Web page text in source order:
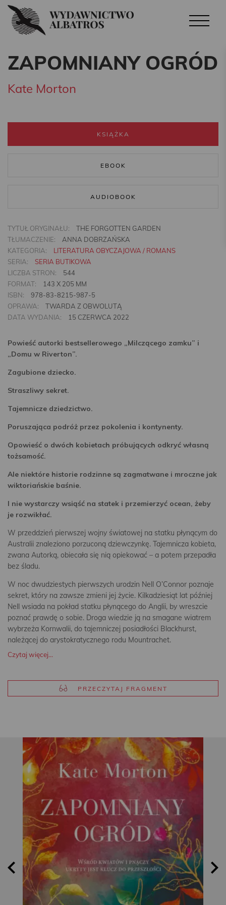
ZAPOMNIANY OGRÓD
Kate Morton
KSIĄŻKA
EBOOK
AUDIOBOOK
TYTUŁ ORYGINAŁU:
THE FORGOTTEN GARDEN
TŁUMACZENIE:
ANNA DOBRZAŃSKA
KATEGORIA:
LITERATURA OBYCZAJOWA / ROMANS
SERIA:
SERIA BUTIKOWA
LICZBA STRON:
544
FORMAT:
143 X 205 MM
ISBN:
978-83-8215-987-5
OPRAWA:
TWARDA Z OBWOLUTĄ
DATA WYDANIA:
15 CZERWCA 2022
Powieść autorki bestsellerowego „Milczącego zamku” i
„Domu w Riverton”.
Zagubione dziecko.
Straszliwy sekret.
Tajemnicze dziedzictwo.
Poruszająca podróż przez pokolenia i kontynenty.
Opowieść o dwóch kobietach próbujących odkryć własną
tożsamość.
Ale niektóre historie rodzinne są zagmatwane i mroczne jak
wiktoriańskie baśnie.
I nie wystarczy wsiąść na statek i przemierzyć ocean, żeby
je rozwikłać.
W przeddzień pierwszej wojny światowej na statku płynącym do
Australii znaleziono porzuconą dziew­czynkę. Tajemnicza kobieta,
zwana Autorką, obiecała się nią opiekować – a potem przepadła
bez śladu.
W noc dwudziestych pierwszych urodzin Nell O’Connor poznaje
sekret, który na zawsze zmieni jej życie. Kilkadzie­siąt lat później
Nell wsiada na pokład statku płynącego do Anglii, by wreszcie
poznać prawdę o sobie. Droga wiedzie ją na smagane wiatrem
wybrzeża Kornwalii, do tajemniczej posiadłości Blackhurst,
należącej do arystokratycznego rodu Mountrachet.
Czytaj więcej...
PRZECZYTAJ FRAGMENT